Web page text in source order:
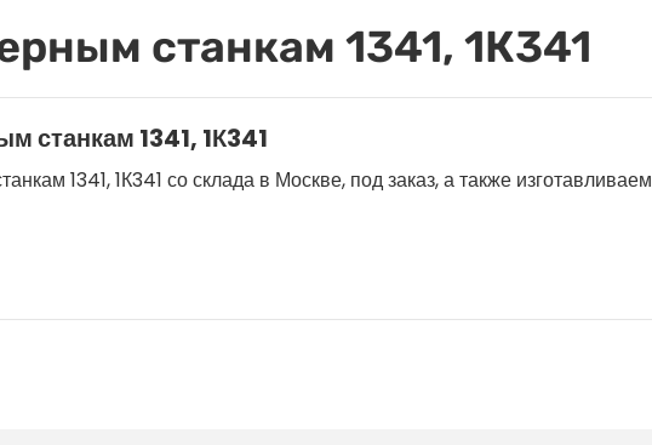
станкам 1341, 1К341
станкам 1341, 1К341
1341, 1К341 со склада в Москве, под заказ, а также изготавливаем